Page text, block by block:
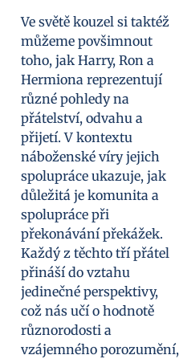
Ve světě kouzel si taktéž
můžeme povšimnout
toho, jak Harry, Ron a
Hermiona reprezentují
různé pohledy na
přátelství, odvahu a
přijetí. V kontextu
náboženské víry jejich
spolupráce ukazuje, jak
důležitá je komunita a
spolupráce při
překonávání překážek.
Každý z těchto tří přátel
přináší do vztahu
jedinečné perspektivy,
což nás učí o hodnotě
různorodosti a
vzájemného porozumění,